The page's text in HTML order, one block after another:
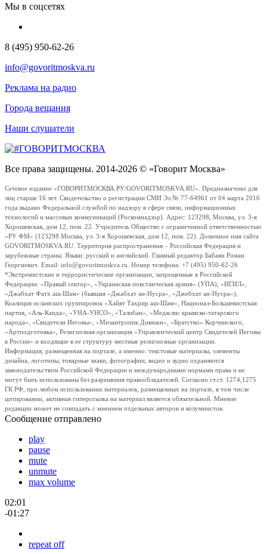
Мы в соцсетях
8 (495) 950-62-26
info@govoritmoskva.ru
Реклама на радио
Города вещания
Наши слушатели
Все права защищены. 2014-2026 © «Говорит Москва»
Сетевое издание «ГОВОРИТМОСКВА.РУ/GOVORITMOSKVA.RU». Предназначено для
лиц старше 16 лет. Свидетельство о регистрации СМИ Эл № 77-64961 от 04 марта 2016
года выдано Федеральной службой по надзору в сфере связи, информационных
технологий и массовых коммуникаций (Роскомнадзор). Адрес: 123298, Москва, ул. 3-я
Хорошевская, дом 12, пом. 22. Учредитель Общество с ограниченной ответственностью
«РУ ФМ» (123298 Москва, ул. 3-я Хорошевская, дом 12, пом. 22). Доменное имя сайта
GOVORITMOSKVA.RU. Территория распространения – Российская Федерация и
зарубежные страны. Языки: русский и английский. Главный редактор Бабаян Роман
Георгиевич. Email: info@govoritmoskva.ru. Номер телефона: +7 (495) 950-62-26
*Экстремистские и террористические организации, запрещенные в Российской
Федерации: «Правый сектор», «Украинская повстанческая армия» (УПА), «ИГИЛ»,
«Джабхат Фатх аш-Шам» (бывшая «Джабхат ан-Нусра», «Джебхат ан-Нусра»),
Коалиция исламских группировок «Хайят Тахрир аш-Шам», Национал-Большевистская
партия, «Аль-Каида», «УНА-УНСО», «Талибан», «Меджлис крымско-татарского
народа», «Свидетели Иеговы», «Мизантропик Дивижн», «Братство» Корчинского,
«Артподготовка», Религиозная организация «Управленческий центр Свидетелей Иеговы
в России» и входящие в ее структуру местные религиозные организации.
Информация, размещенная на портале, а именно: текстовые материалы, элементы
дизайна, логотипы, товарные знаки, фотографии, видео и аудио охраняются
законодательством Российской Федерации и международными нормами права и не
могут быть использованы без разрешения правообладателей. Согласно ст.ст. 1274,1275
ГК РФ, при любом использовании материалов, размещенных на портале, в том числе
цитировании, активная гиперссылка на материал является обязательной. Мнение
редакции может не совпадать с мнением отдельных авторов и колумнистов.
Сообщение отправлено
play
pause
mute
unmute
max volume
02:01
-01:27
repeat off